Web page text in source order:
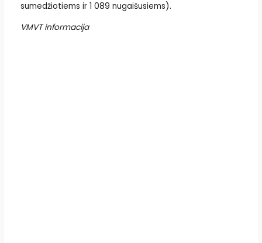
sumedžiotiems ir 1 089 nugaišusiems).
VMVT informacija